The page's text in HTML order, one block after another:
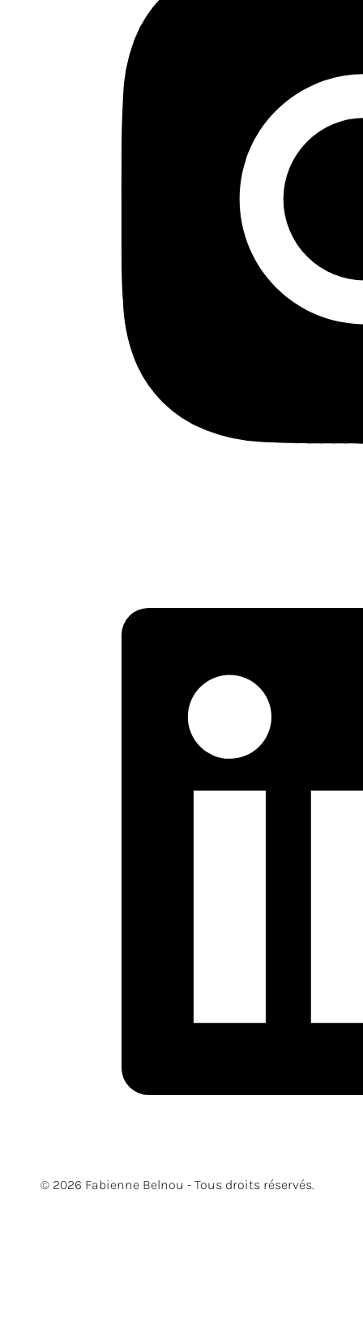
© 2026 Fabienne Belnou - Tous droits réservés.